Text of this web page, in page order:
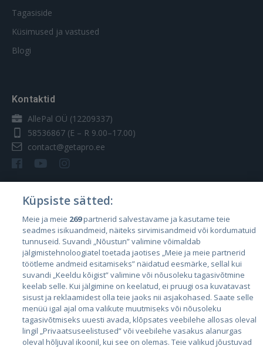
Tagasiside
Küsimused ja vastused
Blogi
Kontaktid
AllePal OÜ (12209337)
58536867 (E – R 9.00–17.00)
contact@getapro.ee
Riigid
Eesti
Läti
Leedu
Küpsiste sätted:
Meie ja meie 269partnerid salvestavame ja kasutame teie
seadmes isikuandmeid, näiteks sirvimisandmeid või kordumatuid
tunnuseid. Suvandi „Nõustun” valimine võimaldab
jälgimistehnoloogiatel toetada jaotises „Meie ja meie partnerid
töötleme andmeid esitamiseks” näidatud eesmärke, sellal kui
suvandi „Keeldu kõigist” valimine või nõusoleku tagasivõtmine
keelab selle. Kui jälgimine on keelatud, ei pruugi osa kuvatavast
sisust ja reklaamidest olla teie jaoks nii asjakohased. Saate selle
menüü igal ajal oma valikute muutmiseks või nõusoleku
tagasivõtmiseks uuesti avada, klõpsates veebilehe allosas oleval
lingil „Privaatsuseelistused” või veebilehe vasakus alanurgas
oleval hõljuval ikoonil, kui see on olemas. Teie valikud jõustuvad